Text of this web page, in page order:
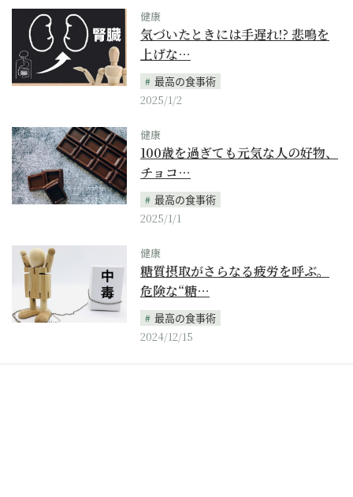
健康
気づいたときには手遅れ!? 悲鳴を
上げな…
最高の食事術
2025/1/2
健康
100歳を過ぎても元気な人の好物、
チョコ…
最高の食事術
2025/1/1
健康
糖質摂取がさらなる疲労を呼ぶ。
危険な“糖…
最高の食事術
2024/12/15